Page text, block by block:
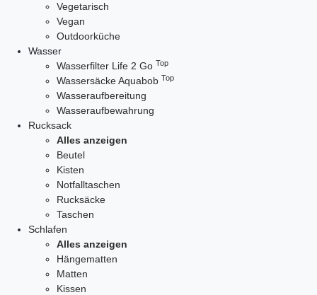
Vegetarisch
Vegan
Outdoorküche
Wasser
Wasserfilter Life 2 Go Top
Wassersäcke Aquabob Top
Wasseraufbereitung
Wasseraufbewahrung
Rucksack
Alles anzeigen
Beutel
Kisten
Notfalltaschen
Rucksäcke
Taschen
Schlafen
Alles anzeigen
Hängematten
Matten
Kissen